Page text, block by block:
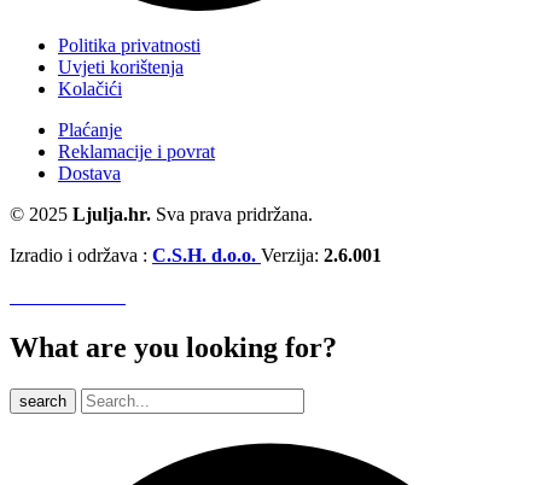
Politika privatnosti
Uvjeti korištenja
Kolačići
Plaćanje
Reklamacije i povrat
Dostava
© 2025 Ljulja.hr. Sva prava pridržana.
Izradio i održava : C.S.H. d.o.o. Verzija: 2.6.001
What are you looking for?
search